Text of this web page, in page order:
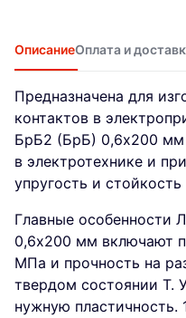
ОписаниеОплата и
Предназначена для
контактов в
БрБ2 (БрБ) 0,6х200 мм
в электротехнике и
упругость и стойкость
Главные особенности
0,6х200 мм включают
МПа и прочность на
твердом состоянии Т.
нужную пластичность.